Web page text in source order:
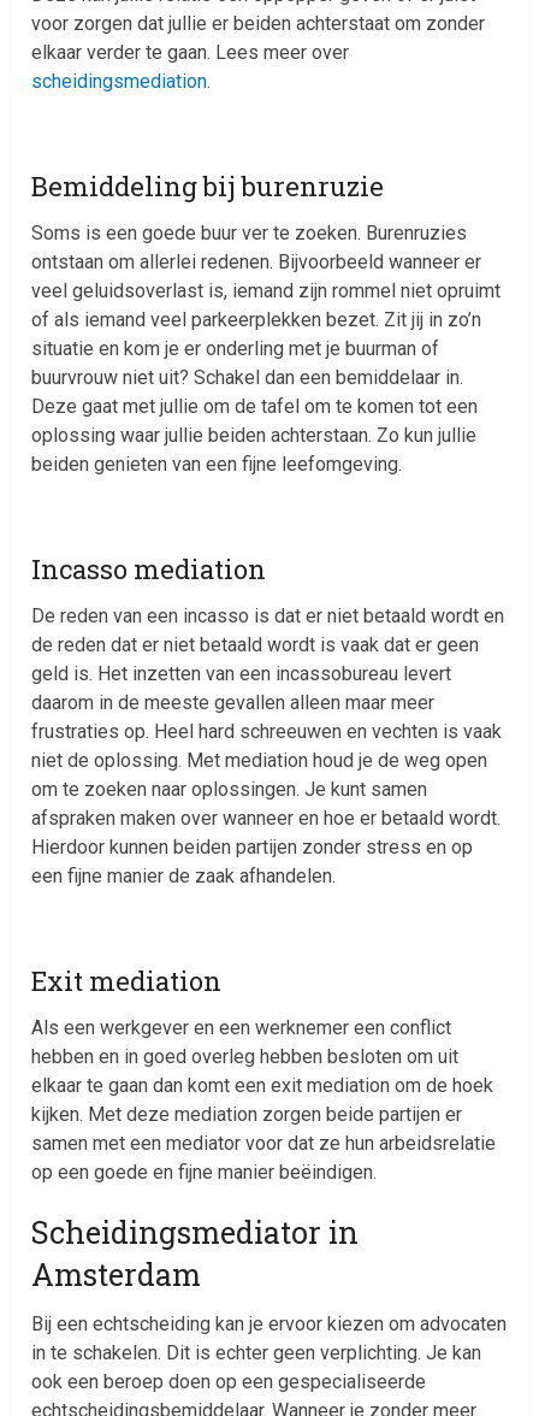
voor zorgen dat jullie er beiden achterstaat om zonder
elkaar verder te gaan. Lees meer over
scheidingsmediation.
Bemiddeling bij burenruzie
Soms is een goede buur ver te zoeken. Burenruzies
ontstaan om allerlei redenen. Bijvoorbeeld wanneer er
veel geluidsoverlast is, iemand zijn rommel niet opruimt
of als iemand veel parkeerplekken bezet. Zit jij in zo’n
situatie en kom je er onderling met je buurman of
buurvrouw niet uit? Schakel dan een bemiddelaar in.
Deze gaat met jullie om de tafel om te komen tot een
oplossing waar jullie beiden achterstaan. Zo kun jullie
beiden genieten van een fijne leefomgeving.
Incasso mediation
De reden van een incasso is dat er niet betaald wordt en
de reden dat er niet betaald wordt is vaak dat er geen
geld is. Het inzetten van een incassobureau levert
daarom in de meeste gevallen alleen maar meer
frustraties op. Heel hard schreeuwen en vechten is vaak
niet de oplossing. Met mediation houd je de weg open
om te zoeken naar oplossingen. Je kunt samen
afspraken maken over wanneer en hoe er betaald wordt.
Hierdoor kunnen beiden partijen zonder stress en op
een fijne manier de zaak afhandelen.
Exit mediation
Als een werkgever en een werknemer een conflict
hebben en in goed overleg hebben besloten om uit
elkaar te gaan dan komt een exit mediation om de hoek
kijken. Met deze mediation zorgen beide partijen er
samen met een mediator voor dat ze hun arbeidsrelatie
op een goede en fijne manier beëindigen.
Scheidingsmediator in
Amsterdam
Bij een echtscheiding kan je ervoor kiezen om advocaten
in te schakelen. Dit is echter geen verplichting. Je kan
ook een beroep doen op een gespecialiseerde
echtscheidingsbemiddelaar. Wanneer je zonder meer